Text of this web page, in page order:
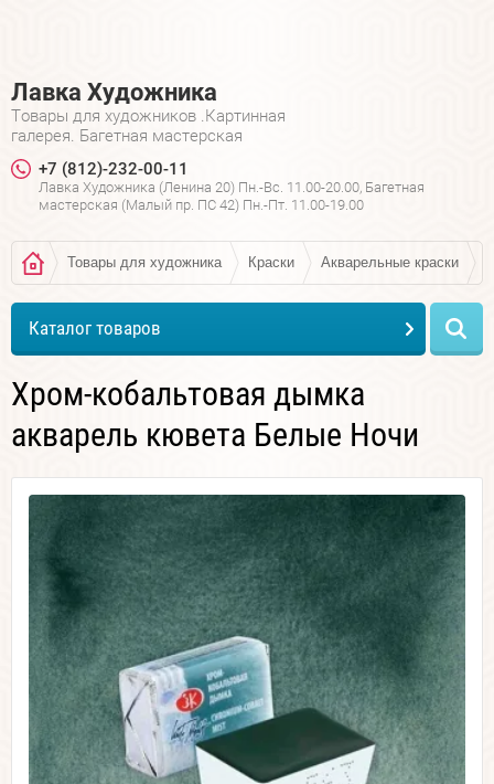
Лавка Художника
Товары для художников .Картинная
галерея. Багетная мастерская
+7 (812)-232-00-11
Лавка Художника (Ленина 20) Пн.-Вс. 11.00-20.00, Багетная
мастерская (Малый пр. ПС 42) Пн.-Пт. 11.00-19.00
Товары для художника Краски Акварельные краски
Каталог товаров
Хром-кобальтовая дымка
акварель кювета Белые Ночи